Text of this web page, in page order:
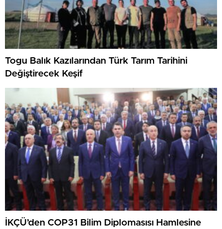
Togu Balık Kazılarından Türk Tarım Tarihini
Değiştirecek Keşif
İKÇÜ’den COP31 Bilim Diplomasısı Hamlesine